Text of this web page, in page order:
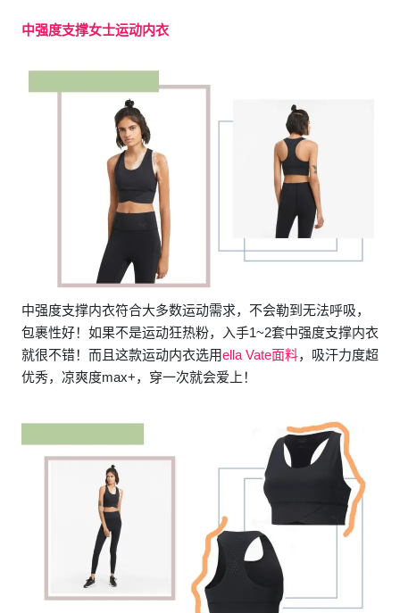
中强度支撑女士运动内衣
中强度支撑内衣符合大多数运动需求，不会勒到无法呼吸，
包裹性好！如果不是运动狂热粉，入手1~2套中强度支撑内衣
就很不错！而且这款运动内衣选用ella Vate面料，吸汗力度超
优秀，凉爽度max+，穿一次就会爱上！